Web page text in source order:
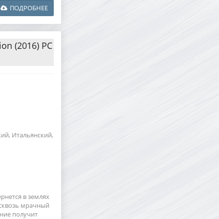
ПОДРОБНЕЕ
(2016) PC
Итальянский,
в землях
мрачный
получит